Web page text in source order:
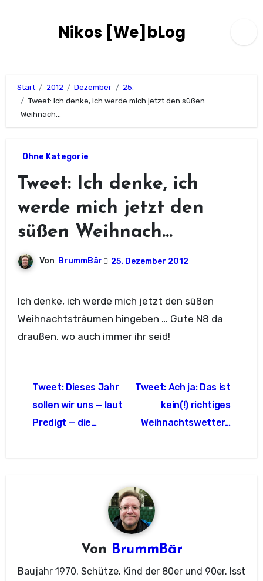
Nikos [We]bLog
Start 2012 Dezember
25.
Tweet: Ich denke, ich werde mich jetzt den süßen
Weihnach…
Ohne Kategorie
Tweet: Ich denke, ich
werde mich jetzt den
süßen Weihnach…
Von BrummBär 25. Dezember 2012
Ich denke, ich werde mich jetzt den süßen
Weihnachtsträumen hingeben … Gute N8 da
draußen, wo auch immer ihr seid!
Tweet: Dieses Jahr
sollen wir uns — laut
Predigt — die…
Tweet: Ach ja: Das ist
kein(!) richtiges
Weihnachtswetter…
Von BrummBär
Baujahr 1970. Schütze. Kind der 80er und 90er. Isst